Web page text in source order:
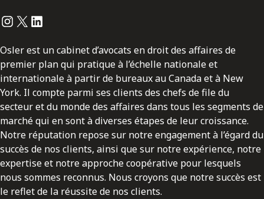
Instagram
Twitter
LinkedIn
Osler est un cabinet d’avocats en droit des affaires de
premier plan qui pratique à l’échelle nationale et
internationale à partir de bureaux au Canada et à New
York. Il compte parmi ses clients des chefs de file du
secteur et du monde des affaires dans tous les segments de
marché qui en sont à diverses étapes de leur croissance.
Notre réputation repose sur notre engagement à l’égard du
succès de nos clients, ainsi que sur notre expérience, notre
expertise et notre approche coopérative pour lesquels
nous sommes reconnus. Nous croyons que notre succès est
le reflet de la réussite de nos clients.